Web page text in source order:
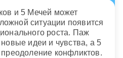
и 5 Мечей может
ситуации появится
роста. Паж
идеи и чувства, а 5
конфликтов.